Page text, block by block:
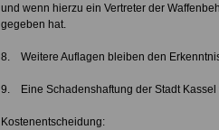
und wenn hierzu ein Vertreter der
gegeben hat.
8. Weitere Auflagen bleiben den
9. Eine Schadenshaftung der Stadt Kassel
Kostenentscheidung: